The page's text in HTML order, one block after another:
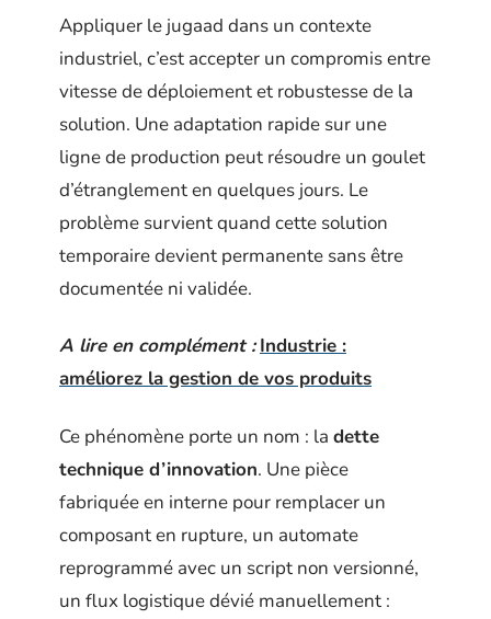
Appliquer le jugaad dans un contexte
industriel, c’est accepter un compromis entre
vitesse de déploiement et robustesse de la
solution. Une adaptation rapide sur une
ligne de production peut résoudre un goulet
d’étranglement en quelques jours. Le
problème survient quand cette solution
temporaire devient permanente sans être
documentée ni validée.
A lire en complément : Industrie :
améliorez la gestion de vos produits
Ce phénomène porte un nom : la dette
technique d’innovation. Une pièce
fabriquée en interne pour remplacer un
composant en rupture, un automate
reprogrammé avec un script non versionné,
un flux logistique dévié manuellement :